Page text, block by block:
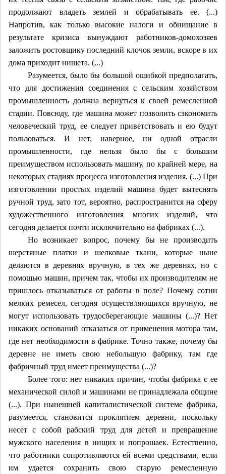
продолжают владеть землей и обрабатывать ее. (...)
Напротив, как только высокие налоги и обнищание в
результате кризиса вынуждают работников-домохозяев
заложить ростовщику последний клочок земли, вскоре в их
дома приходит нищета. (...)
Разумеется, было бы большой ошибкой предполагать,
что для достижения соединения с сельским хозяйством
промышленность должна вернуться к своей ремесленной
стадии. Повсюду, где машина может позволить сэкономить
человеческий труд, ее следует приветствовать и ею будут
пользоваться. И нет, наверное, ни одной отрасли
промышленности, где нельзя было бы с большим
преимуществом использовать машину, по крайней мере, на
некоторых стадиях процесса изготовления изделия. (...) При
изготовлении простых изделий машина будет вытеснять
ручной труд, зато тот, вероятно, распространится на сферу
художественного изготовления многих изделий, что
сегодня делается почти исключительно на фабриках (...).
Но возникает вопрос, почему бы не производить
шерстяные платки и шелковые ткани, которые ныне
делаются в деревнях вручную, в тех же деревнях, но с
помощью машин, причем так, чтобы их производителям не
пришлось отказываться от работы в поле? Почему сотни
мелких ремесел, сегодня осуществляющихся вручную, не
могут использовать трудосберегающие машины (...)? Нет
никаких оснований отказаться от применения мотора там,
где нет необходимости в фабрике. Точно также, почему бы
деревне не иметь свою небольшую фабрику, там где
фабричный труд имеет преимущества (...)?
Более того: нет никаких причин, чтобы фабрика с ее
механической силой и машинами не принадлежала общине
(...). При нынешней капиталистической системе фабрика,
разумеется, становится проклятием деревни, поскольку
несет с собой рабский труд для детей и превращение
мужского населения в нищих и попрошаек. Естественно,
что работники сопротивляются ей всеми средствами, если
им удается сохранить свою старую ремесленную